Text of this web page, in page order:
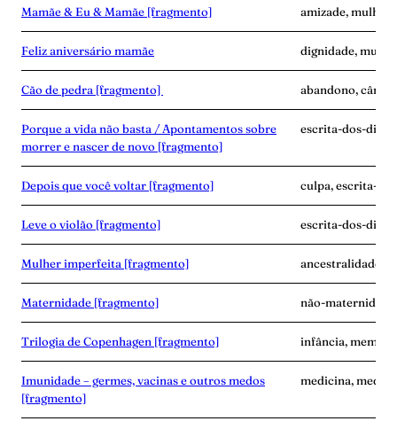
Mamãe & Eu & Mamãe [fragmento] amizade,
Feliz aniversário mamãe dignidade,
Cão de pedra [fragmento] abandono,
Porque a vida não basta / Apontamentos sobre
morrer e nascer de novo [fragmento]
escrita-dos-dias,
Depois que você voltar [fragmento] culpa, escrita-
Leve o violão [fragmento] escrita-dos-dias,
Mulher imperfeita [fragmento] ancestralidade,
Maternidade [fragmento] não-
Trilogia de Copenhagen [fragmento] infância,
Imunidade – germes, vacinas e outros medos
[fragmento]
medicina, medo,